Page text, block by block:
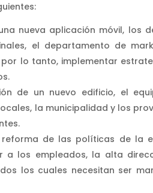
nueva aplicación móvil, los
el departamento de
lo tanto, implementar
de un nuevo edificio, el
la municipalidad y los
de las políticas de la
a los empleados, la alta
los cuales necesitan ser